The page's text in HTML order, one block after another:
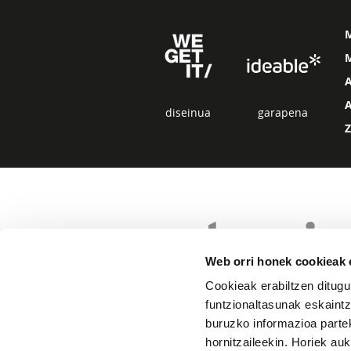
Web orri honek cookieak
Cookieak erabiltzen
funtzionaltasunak
buruzko informazioa
hornitzaileekin. Horiek
diseinua garapena